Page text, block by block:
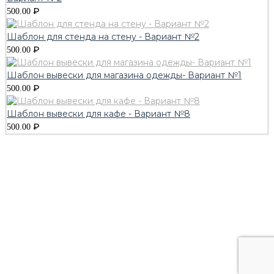
500.00 ₽
Шаблон для стенда на стену - Вариант №2
500.00 ₽
Шаблон вывески для магазина одежды- Вариант №1
500.00 ₽
Шаблон вывески для кафе - Вариант №8
500.00 ₽